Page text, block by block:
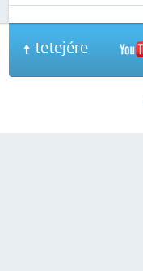
tetejére